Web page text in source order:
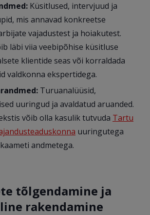
Küsitlused, intervjuud ja
mis annavad konkreetse
vajadustest ja hoiakutest.
läbi viia veebipõhise küsitluse
klientide seas või korraldada
valdkonna ekspertidega.
Turuanalüüsid,
uuringud ja avaldatud aruanded.
võib olla kasulik tutvuda Tartu
uuringutega
andmetega.
tõlgendamine ja
rakendamine